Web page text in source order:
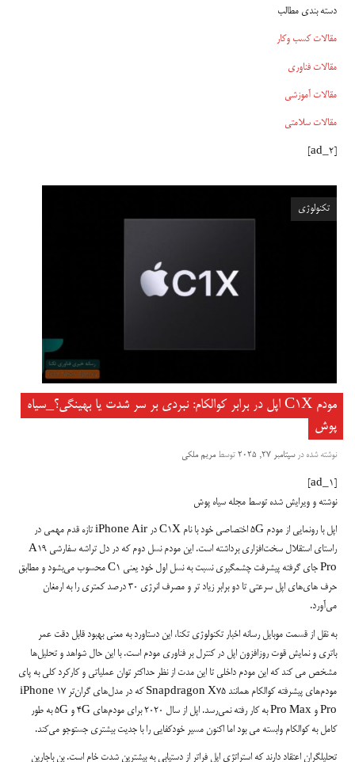
دسته بندی مطالب
مقالات کسب وکار
مقالات فناوری
مقالات آموزشی
مقالات سلامتی
تکنولوژی
مودم C1X اپل در برابر کوالکام: نبردی بر سر شدت یا بهینگی؟_سیاه
پوش
نوشته شده درسپتامبر 27, 2025 توسطمریم ملکی
نوشته و ویرایش شده توسط مجله سیاه پوش
اپل با رونمایی از مودم 5G اختصاصی خود با نام C1X در iPhone Air تازه قدم مهمی در
راستای استقلال سخت‌افزاری برداشته است. این مودم نسل دوم که در دل تراشه سفارشی A19
Pro جای گرفته پیشرفت چشمگیری نسبت به نسل اول خود یعنی C1 محسوب می‌بشود و مطابق
حرف های‌های اپل سرعتی تا دو برابر زیاد تر و مصرف انرژی ۳۰ درصد کمتری را به ارمغان
می‌آورد.
به نقل از قسمت موبایل رسانه اخبار تکنولوژی تکنا، این دستاورد به معنی بهبود قابل دقت عمر
باتری و نمایش قوت روزافزون اپل در کنترل بر فناوری مودم است. با این حال شواهد و تحلیل‌ها
مشخص می کند که این مودم داخلی تا این مدت از نظر حداکثر توان عملیاتی و کارکرد کلی به پای
مودم‌های پیشرفته کوالکام همانند Snapdragon X75 که در مدل‌های گران‌تر iPhone 17
Pro و Pro Max به کار رفته نمی‌رسد. اپل از سال ۲۰۲۰ برای مودم‌های 4G و 5G به طور
کامل به کوالکام وابسته می بود اما اکنون مسیر خودکفایی را با جدیت بیشتری جستوجو می‌کند.
تحلیلگران اعتقاد دارند که استراتژی اپل فراتر از دستیابی به بیشترین شدت خام است. بن باجارین